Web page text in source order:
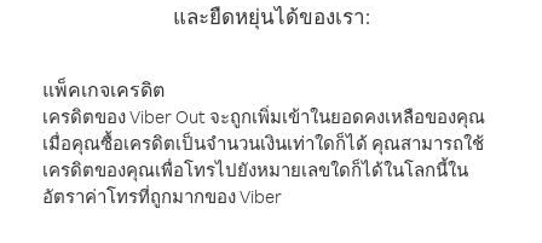
และยืดหยุ่นได้ของเรา:
แพ็คเกจเครดิต
เครดิตของ Viber Out จะถูกเพิ่มเข้าในยอดคงเหลือของคุณ
เมื่อคุณซื้อเครดิตเป็นจำนวนเงินเท่าใดก็ได้ คุณสามารถใช้
เครดิตของคุณเพื่อโทรไปยังหมายเลขใดก็ได้ในโลกนี้ใน
อัตราค่าโทรที่ถูกมากของ Viber